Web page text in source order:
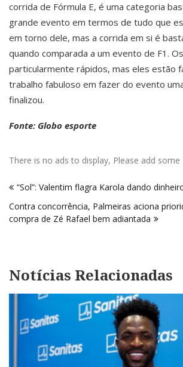
corrida de Fórmula E, é uma categoria
grande evento em termos de tudo que
em torno dele, mas a corrida em si é
quando comparada a um evento de F1.
particularmente rápidos, mas eles estão
trabalho fabuloso em fazer do evento
finalizou.
Fonte: Globo esporte
There is no ads to display, Please add some
de
Post
“Sol”: Valentim flagra Karola dando
Contra concorrência, Palmeiras aciona
compra de Zé Rafael bem adiantada
Notícias Relacionadas